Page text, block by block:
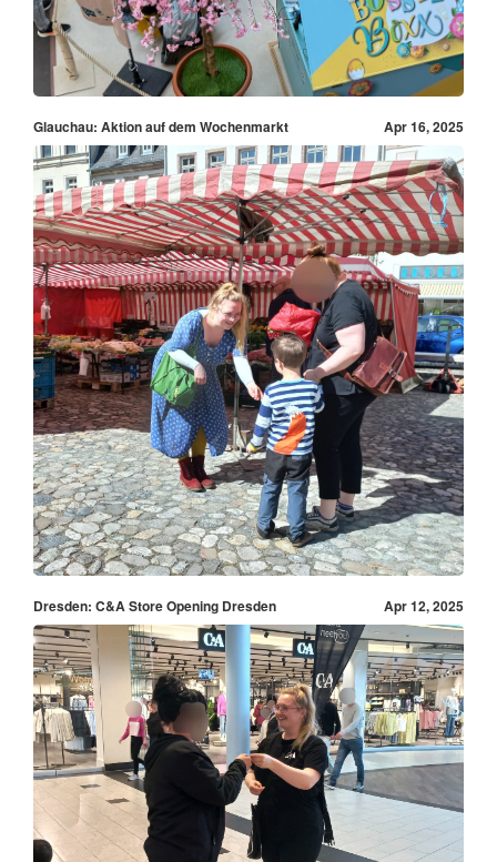
Glauchau: Aktion auf dem Wochenmarkt Apr 16, 2025
Dresden: C&A Store Opening Dresden Apr 12, 2025